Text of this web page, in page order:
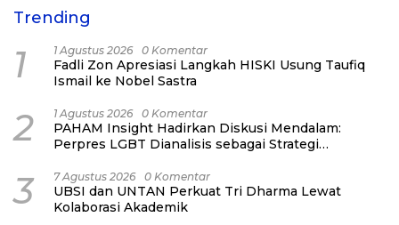
Trending
1 1 Agustus 2026 0 Komentar
Fadli Zon Apresiasi Langkah HISKI Usung Taufiq
Ismail ke Nobel Sastra
2 1 Agustus 2026 0 Komentar
PAHAM Insight Hadirkan Diskusi Mendalam:
Perpres LGBT Dianalisis sebagai Strategi
3 7 Agustus 2026 0 Komentar
UBSI dan UNTAN Perkuat Tri Dharma Lewat
Kolaborasi Akademik